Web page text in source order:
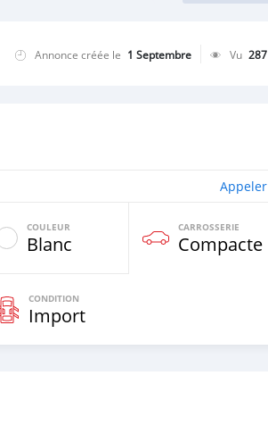
Annonce créée le 1 Septembre Vu 287
Appeler
COULEUR
Blanc
CARROSSERIE
Compacte
CONDITION
Import